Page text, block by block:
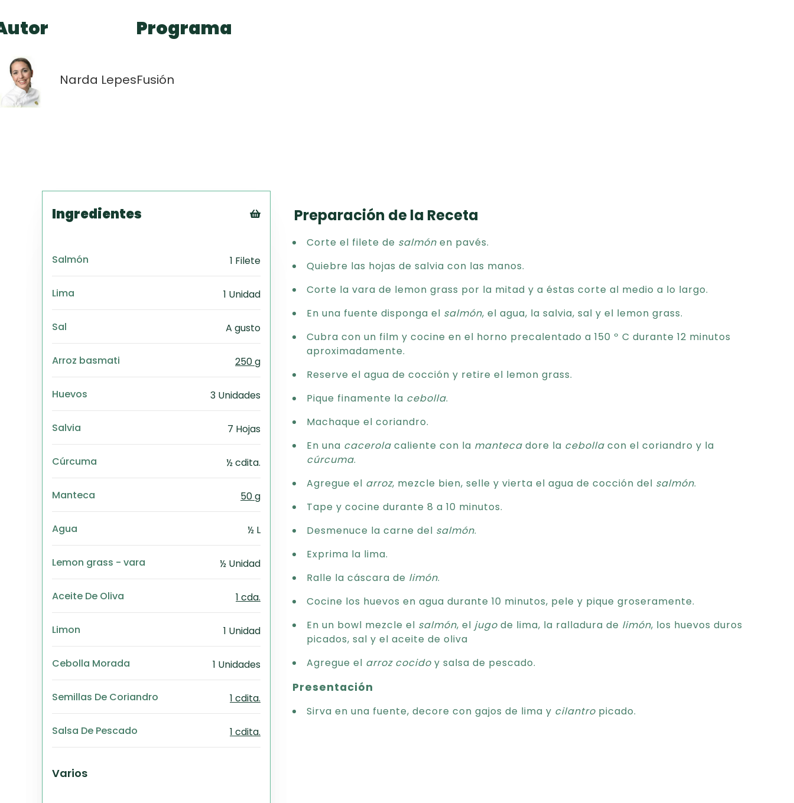
Narda Lepes
Programa
Fusión
Ingredientes
PDF
Excel
Word
Salmón 1 Filete
Lima 1 Unidad
Sal A gusto
Arroz basmati 250 g
Huevos 3 Unidades
Salvia 7 Hojas
Cúrcuma ½ cdita.
Manteca 50 g
Agua ½ L
Lemon grass - vara ½ Unidad
Aceite De Oliva 1 cda.
Limon 1 Unidad
Cebolla Morada 1 Unidades
Semillas De Coriandro 1 cdita.
Salsa De Pescado 1 cdita.
Varios
Preparación de la Receta
Corte el filete de salmón en pavés.
Quiebre las hojas de salvia con las manos.
Corte la vara de lemon grass por la mitad y a éstas corte al medio a lo largo.
En una fuente disponga el salmón, el agua, la salvia, sal y el lemon grass.
Cubra con un film y cocine en el horno precalentado a 150 º C durante 12 minutos
aproximadamente.
Reserve el agua de cocción y retire el lemon grass.
Pique finamente la cebolla.
Machaque el coriandro.
En una cacerola caliente con la manteca dore la cebolla con el coriandro y la
cúrcuma.
Agregue el arroz, mezcle bien, selle y vierta el agua de cocción del salmón.
Tape y cocine durante 8 a 10 minutos.
Desmenuce la carne del salmón.
Exprima la lima.
Ralle la cáscara de limón.
Cocine los huevos en agua durante 10 minutos, pele y pique groseramente.
En un bowl mezcle el salmón, el jugo de lima, la ralladura de limón, los huevos duros
picados, sal y el aceite de oliva
Agregue el arroz cocido y salsa de pescado.
Presentación
Sirva en una fuente, decore con gajos de lima y cilantro picado.